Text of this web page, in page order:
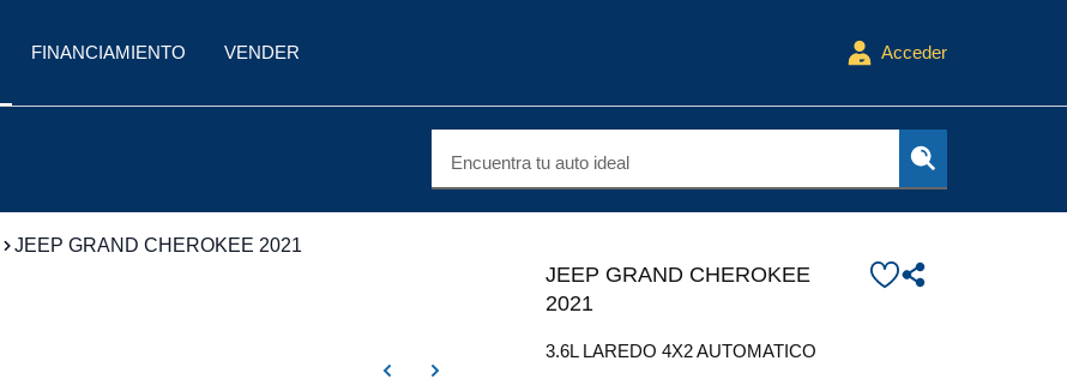
FINANCIAMIENTO VENDER Acceder
Encuentra tu auto ideal
JEEP GRAND CHEROKEE 2021
JEEP GRAND CHEROKEE
2021
3.6L LAREDO 4X2 AUTOMATICO